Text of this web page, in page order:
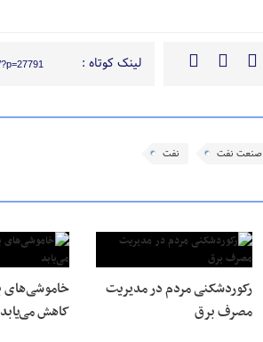
لینک کوتاه :
صنعت نفت نفت
رکوردشکنی مردم در مدیریت
مصرف برق
خاموشی‌های
کاهش می‌یابد